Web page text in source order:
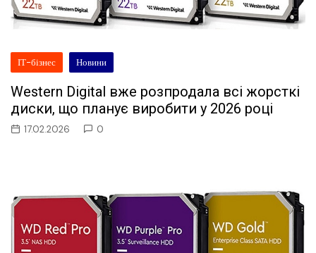
ІТ-бізнес Новини
Western Digital вже розпродала всі жорсткі
диски, що планує виробити у 2026 році
17.02.2026 0